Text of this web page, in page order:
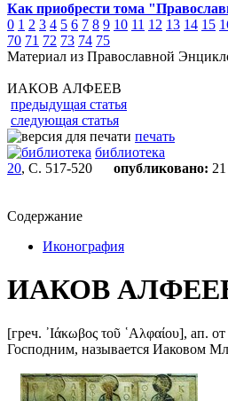
Как приобрести тома
0 1 2 3 4 5 6 7 8 9 10 11 12 13 14 15
70 71 72 73 74 75
Материал из Православной
ИАКОВ АЛФЕЕВ
предыдущая статья
следующая статья
печать
библиотека
20, С. 517-520 опубликовано:
Содержание
Иконография
ИАКОВ
[греч. ᾿Ιάκωβος τοῦ ῾Αλφαίου], ап.
Господним, называется Иаковом